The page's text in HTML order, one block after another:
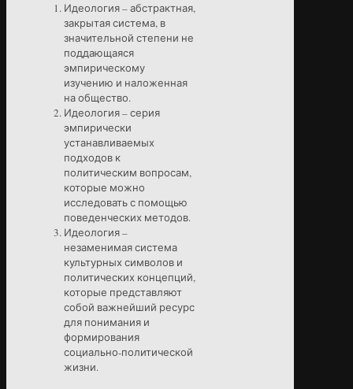
Идеология – абстрактная,
закрытая система, в
значительной степени не
поддающаяся
эмпирическому
изучению и наложенная
на общество.
Идеология – серия
эмпирически
устанавливаемых
подходов к
политическим вопросам,
которые можно
исследовать с помощью
поведенческих методов.
Идеология –
незаменимая система
культурных символов и
политических концепций,
которые представляют
собой важнейший ресурс
для понимания и
формирования
социально-политической
жизни.